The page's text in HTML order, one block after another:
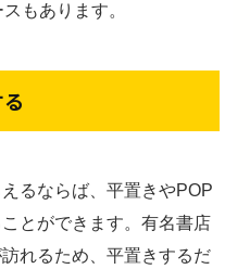
もあります。
るならば、平置きやPOP
とができます。有名書店
れるため、平置きするだ